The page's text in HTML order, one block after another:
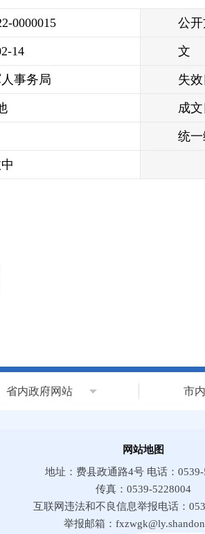
0000015 公
14 文
事务局 失
成
统
省内政府网站 市
网站地图
地址：费县政通路4号 电话：0539-
传真：0539-5228004
互联网违法和不良信息举报电话：
举报邮箱：